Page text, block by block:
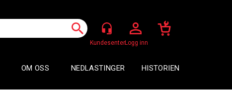
Logg inn
OM OSS NEDLASTINGER HISTORIEN